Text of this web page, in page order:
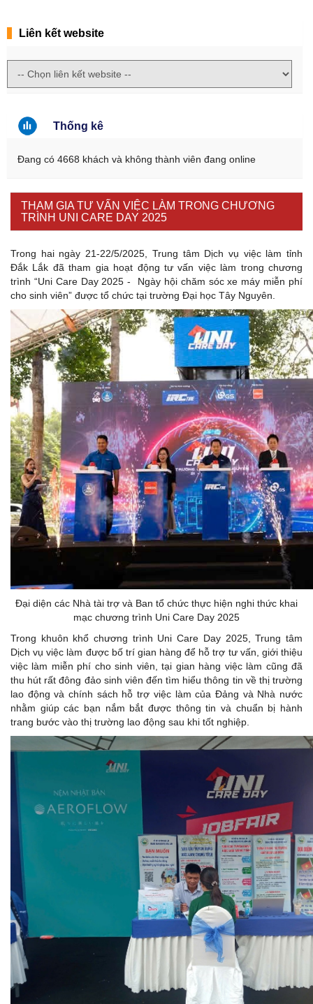
Liên kết website
Thống kê
Đang có 4668 khách và không thành viên đang online
THAM GIA TƯ VẤN VIỆC LÀM TRONG CHƯƠNG
TRÌNH UNI CARE DAY 2025
Trong hai ngày 21-22/5/2025, Trung tâm Dịch vụ việc làm tỉnh
Đắk Lắk đã tham gia hoạt động tư vấn việc làm trong chương
trình “Uni Care Day 2025 - Ngày hội chăm sóc xe máy miễn phí
cho sinh viên” được tổ chức tại trường Đại học Tây Nguyên.
Đại diện các Nhà tài trợ và Ban tổ chức thực hiện nghi thức khai
mạc chương trình Uni Care Day 2025
Trong khuôn khổ chương trình Uni Care Day 2025, Trung tâm
Dịch vụ việc làm được bố trí gian hàng để hỗ trợ tư vấn, giới thiệu
việc làm miễn phí cho sinh viên, tại gian hàng việc làm cũng đã
thu hút rất đông đảo sinh viên đến tìm hiểu thông tin về thị trường
lao động và chính sách hỗ trợ việc làm của Đảng và Nhà nước
nhằm giúp các bạn nắm bắt được thông tin và chuẩn bị hành
trang bước vào thị trường lao động sau khi tốt nghiệp.